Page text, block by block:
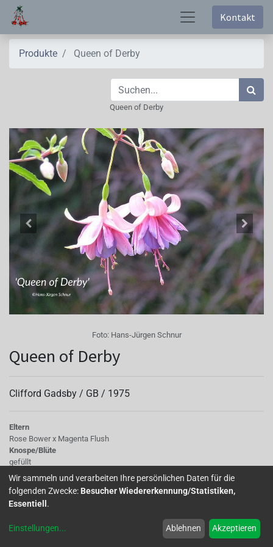
Kontakt
Produkte Queen of Derby
Queen of Derby
Foto: Hans-Jürgen Schnur
Queen of Derby
Clifford Gadsby / GB / 1975
Eltern
Rose Bower x Magenta Flush
Knospe/Blüte
gefüllt
Wuchs
stehend
Diese aufrecht wachsende Sorte mit ihren ansprechenden
gefüllten Blüten ist sogar winterhart. Bei mir ist sie jedoch
Wir sammeln und verarbeiten Ihre persönlichen Daten für die
folgenden Zwecke: Besucher Wiedererkennung/Statistiken,
Essentiell .
Einstellungen... Ablehnen Akzeptieren